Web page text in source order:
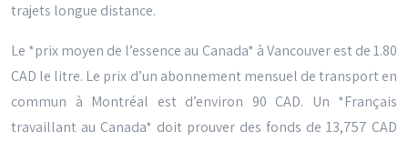
trajets longue distance.
Le *prix moyen de l’essence au Canada* à Vancouver est de 1.80
CAD le litre. Le prix d’un abonnement mensuel de transport en
commun à Montréal est d’environ 90 CAD. Un *Français
travaillant au Canada* doit prouver des fonds de 13,757 CAD